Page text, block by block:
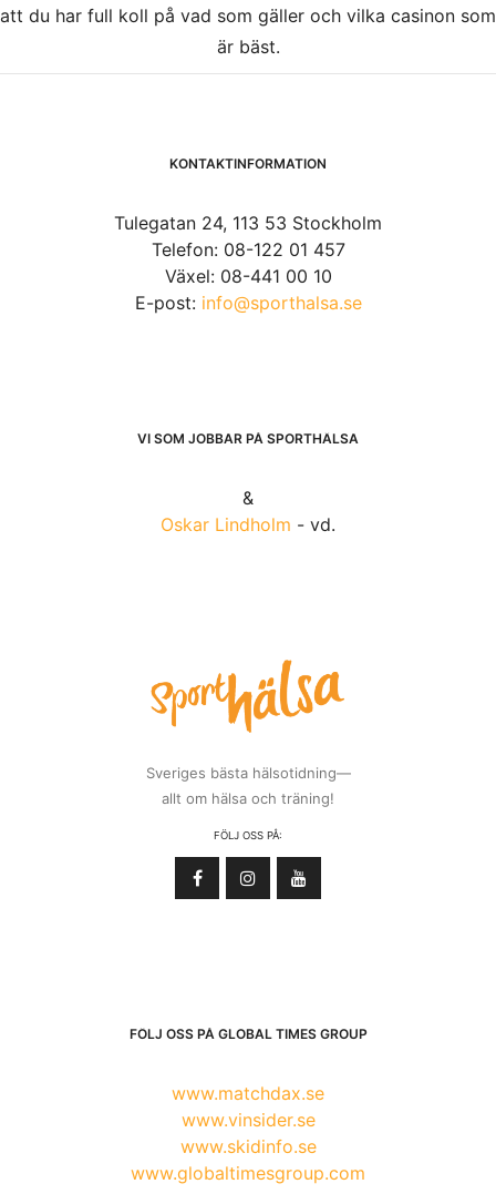
att du har full koll på vad som gäller och vilka casinon som
är bäst.
KONTAKTINFORMATION
Tulegatan 24, 113 53 Stockholm
Telefon: 08-122 01 457
Växel: 08-441 00 10
E-post: info@sporthalsa.se
VI SOM JOBBAR PÅ SPORTHÄLSA
&
Oskar Lindholm - vd.
Sveriges bästa hälsotidning—
allt om hälsa och träning!
FÖLJ OSS PÅ:
FÖLJ OSS PÅ GLOBAL TIMES GROUP
www.matchdax.se
www.vinsider.se
www.skidinfo.se
www.globaltimesgroup.com